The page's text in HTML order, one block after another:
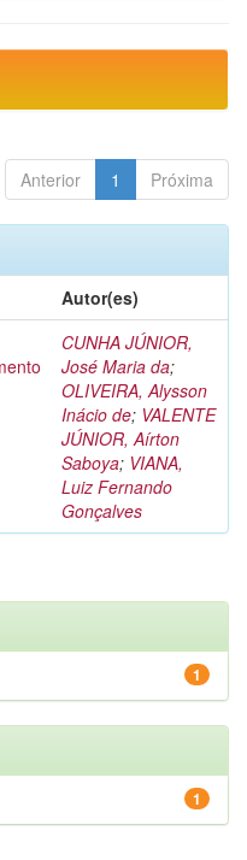
Anterior 1 Próxima
Autor(es)
CUNHA JÚNIOR,
José Maria da;
OLIVEIRA, Alysson
Inácio de; VALENTE
JÚNIOR, Aírton
Saboya; VIANA,
Luiz Fernando
Gonçalves
1
1